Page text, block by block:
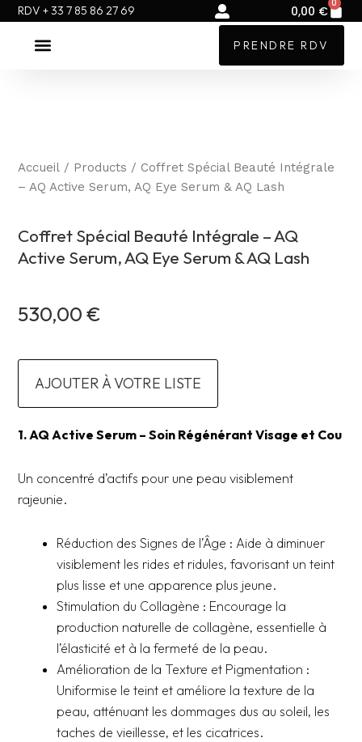
Aller
contenu
RDV + 33 7 85 86 27 69 0,00 €
0
PRENDRE RDV
Accueil / Products / Coffret Spécial Beauté Intégrale
– AQ Active Serum, AQ Eye Serum & AQ Lash
Coffret Spécial Beauté Intégrale – AQ
Active Serum, AQ Eye Serum & AQ Lash
530,00€
AJOUTER À VOTRE LISTE
1. AQ Active Serum – Soin Régénérant Visage et Cou
Un concentré d’actifs pour une peau visiblement
rajeunie.
Réduction des Signes de l’Âge : Aide à diminuer
visiblement les rides et ridules, favorisant un teint
plus lisse et une apparence plus jeune.
Stimulation du Collagène : Encourage la
production naturelle de collagène, essentielle à
l’élasticité et à la fermeté de la peau.
Amélioration de la Texture et Pigmentation :
Uniformise le teint et améliore la texture de la
peau, atténuant les dommages dus au soleil, les
taches de vieillesse, et les cicatrices.